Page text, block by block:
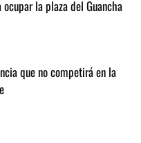
la plaza del Guancha
que no competirá en la